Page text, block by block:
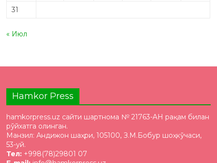
31
« Июл
Hamkor Press
hamkorpress.uz сайти шартнома № 21763-AH рақам билан
рўйхатга олинган.
Манзил: Андижон шаҳри, 105100, З.М.Бобур шоҳкўчаси,
53-уй.
Тел: +998(78)29801 07